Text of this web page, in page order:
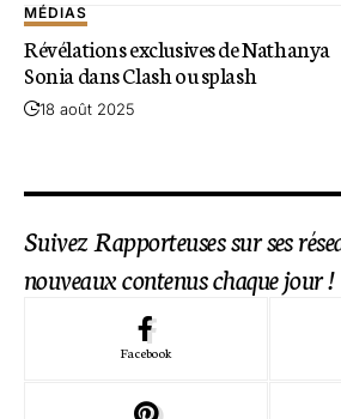
MÉDIAS
Révélations exclusives de Nathanya
Sonia dans Clash ou splash
18 août 2025
Suivez Rapporteuses sur ses
nouveaux contenus chaque jour !
Facebook